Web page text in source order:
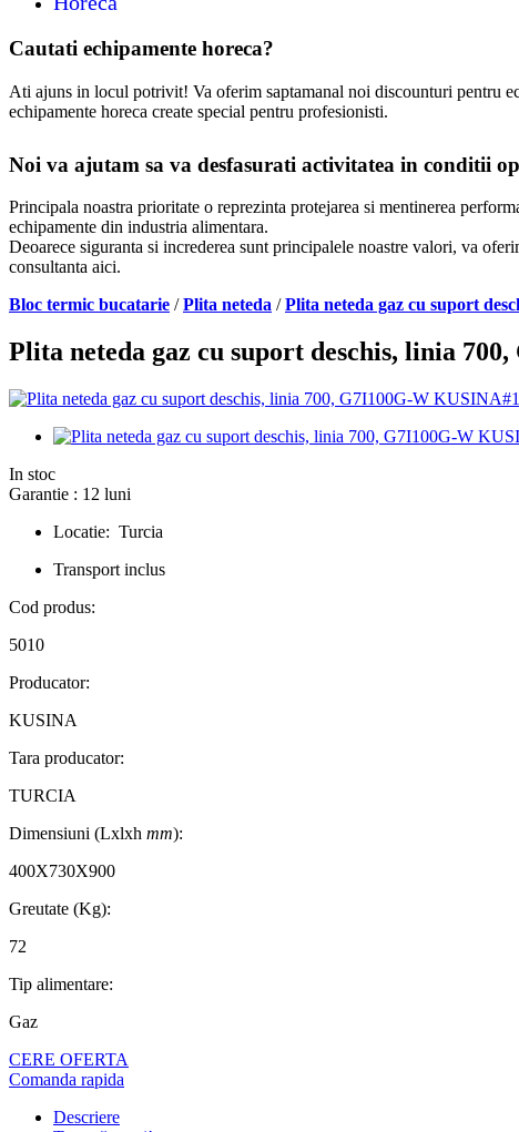
Cautati echipamente horeca?
Ati ajuns in locul potrivit! Va oferim saptamanal noi discounturi pentru
echipamente horeca create special pentru profesionisti.
Noi va ajutam sa va desfasurati activitatea in conditii
Principala noastra prioritate o reprezinta protejarea si mentinerea
echipamente din industria alimentara.
Deoarece siguranta si increderea sunt principalele noastre valori, va
consultanta aici.
Bloc termic bucatarie /Plita neteda /Plita neteda gaz cu suport
Plita neteda gaz cu suport deschis, linia
In stoc
Garantie : 12 luni
Locatie: Turcia
Transport inclus
Cod produs:
5010
Producator:
KUSINA
Tara producator:
TURCIA
Dimensiuni (Lxlxh mm):
400X730X900
Greutate (Kg):
72
Tip alimentare:
Gaz
CERE OFERTA
Comanda rapida
Descriere